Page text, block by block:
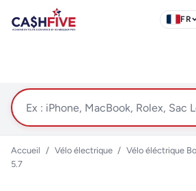
FR
Accueil / Vélo électrique / Vélo éléctrique
5.7